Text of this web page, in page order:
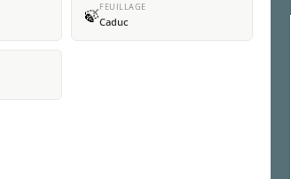
🍃FEUILLAGE
Caduc